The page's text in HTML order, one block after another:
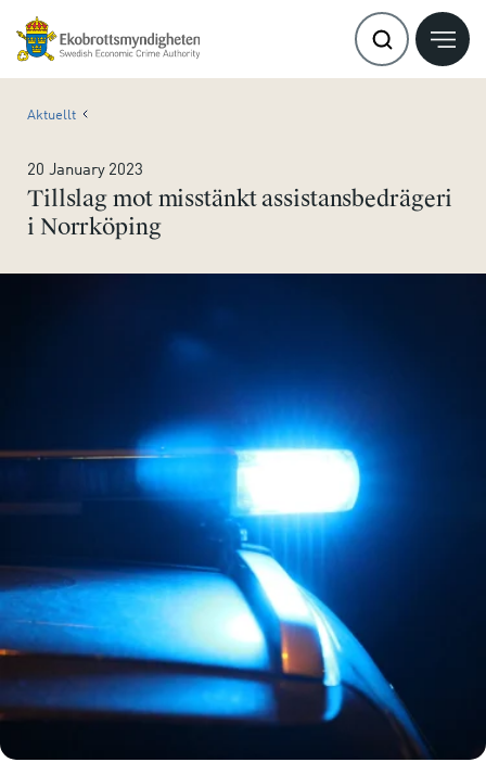
Aktuellt
20 January 2023
Tillslag mot misstänkt assistansbedrägeri
i Norrköping